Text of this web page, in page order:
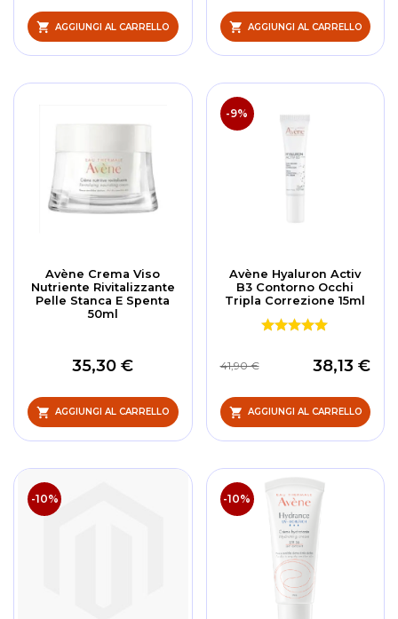
AGGIUNGI AL CARRELLO AGGIUNGI AL CARRELLO
Avène Crema Viso
Nutriente Rivitalizzante
Pelle Stanca E Spenta
50ml
35,30 €
AGGIUNGI AL CARRELLO
-9%
Avène Hyaluron Activ
B3 Contorno Occhi
Tripla Correzione 15ml
38,13 €
41,90 €
AGGIUNGI AL CARRELLO
-10% -10%